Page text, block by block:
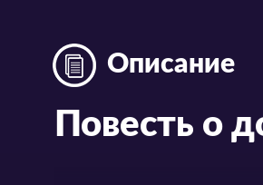
Описание
Повесть о